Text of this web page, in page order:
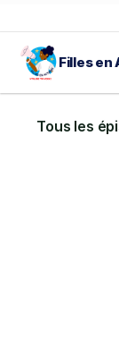
Filles en
Tous les